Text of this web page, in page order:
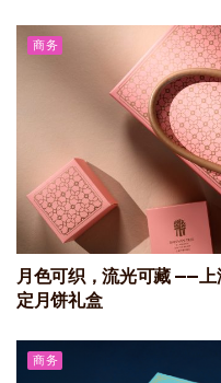
商务
月色可织，流光可藏 ——
定月饼礼盒
商务